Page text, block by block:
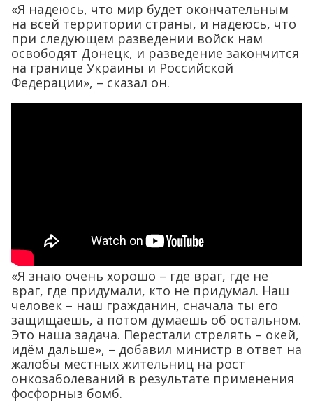
«Я надеюсь, что мир будет окончательным
на всей территории страны, и надеюсь, что
при следующем разведении войск нам
освободят Донецк, и разведение закончится
на границе Украины и Российской
Федерации», – сказал он.
«Я знаю очень хорошо – где враг, где не
враг, где придумали, кто не придумал. Наш
человек – наш гражданин, сначала ты его
защищаешь, а потом думаешь об остальном.
Это наша задача. Перестали стрелять – окей,
идём дальше», – добавил министр в ответ на
жалобы местных жительниц на рост
онкозаболеваний в результате применения
фосфорныз бомб.